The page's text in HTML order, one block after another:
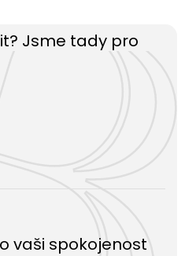
Jsme tady pro
vaši spokojenost